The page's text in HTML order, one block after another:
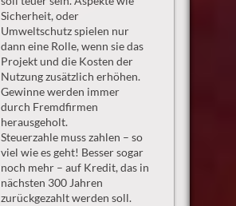
Sicherheit, oder
Umweltschutz spielen nur
dann eine Rolle, wenn sie das
Projekt und die Kosten der
Nutzung zusätzlich erhöhen.
Gewinne werden immer
durch Fremdfirmen
herausgeholt.
Steuerzahle muss zahlen – so
viel wie es geht! Besser sogar
noch mehr – auf Kredit, das in
nächsten 300 Jahren
zurückgezahlt werden soll.